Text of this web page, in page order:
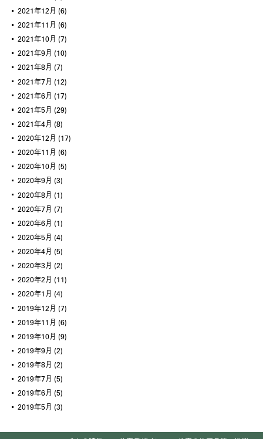
2021年12月 (6)
2021年11月 (6)
2021年10月 (7)
2021年9月 (10)
2021年8月 (7)
2021年7月 (12)
2021年6月 (17)
2021年5月 (29)
2021年4月 (8)
2020年12月 (17)
2020年11月 (6)
2020年10月 (5)
2020年9月 (3)
2020年8月 (1)
2020年7月 (7)
2020年6月 (1)
2020年5月 (4)
2020年4月 (5)
2020年3月 (2)
2020年2月 (11)
2020年1月 (4)
2019年12月 (7)
2019年11月 (6)
2019年10月 (9)
2019年9月 (2)
2019年8月 (2)
2019年7月 (5)
2019年6月 (5)
2019年5月 (3)